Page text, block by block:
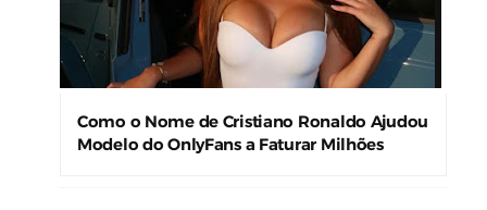
Como o Nome de Cristiano Ronaldo Ajudou
Modelo do OnlyFans a Faturar Milhões